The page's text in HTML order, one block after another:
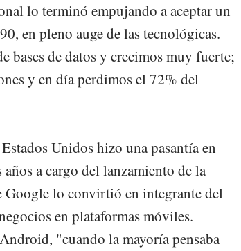
lo terminó empujando a aceptar un
en pleno auge de las tecnológicas.
bases de datos y crecimos muy fuerte;
y en día perdimos el 72% del
Unidos hizo una pasantía en
a cargo del lanzamiento de la
lo convirtió en integrante del
en plataformas móviles.
"cuando la mayoría pensaba